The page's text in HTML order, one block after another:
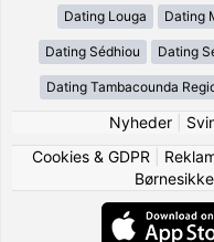
Dating Louga Dating
Dating Sédhiou Dating
Dating Tambacounda
Nyheder|
Cookies & GDPR